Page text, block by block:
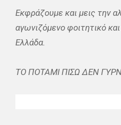
Εκφράζουμε και μεις την
αγωνιζόμενο φοιτητικό
Ελλάδα.
ΤΟ ΠΟΤΑΜΙ ΠΙΣΩ ΔΕΝ